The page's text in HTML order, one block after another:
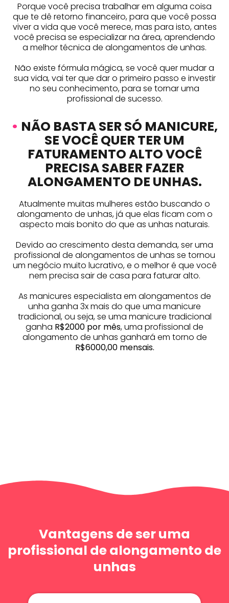
Porque você precisa trabalhar em alguma coisa
que te dê retorno financeiro, para que você possa
viver a vida que você merece, mas para isto, antes
você precisa se especializar na área, aprendendo
a melhor técnica de alongamentos de unhas.
Não existe fórmula mágica, se você quer mudar a
sua vida, vai ter que dar o primeiro passo e investir
no seu conhecimento, para se tornar uma
profissional de sucesso.
• NÃO BASTA SER SÓ MANICURE,
SE VOCÊ QUER TER UM
FATURAMENTO ALTO VOCÊ
PRECISA SABER FAZER
ALONGAMENTO DE UNHAS.
Atualmente muitas mulheres estão buscando o
alongamento de unhas, já que elas ficam com o
aspecto mais bonito do que as unhas naturais.
Devido ao crescimento desta demanda, ser uma
profissional de alongamentos de unhas se tornou
um negócio muito lucrativo, e o melhor é que você
nem precisa sair de casa para faturar alto.
As manicures especialista em alongamentos de
unha ganha 3x mais do que uma manicure
tradicional, ou seja, se uma manicure tradicional
ganha R$2000 por mês, uma profissional de
alongamento de unhas ganhará em torno de
R$6000,00 mensais.
Vantagens de ser uma
profissional de alongamento de
unhas